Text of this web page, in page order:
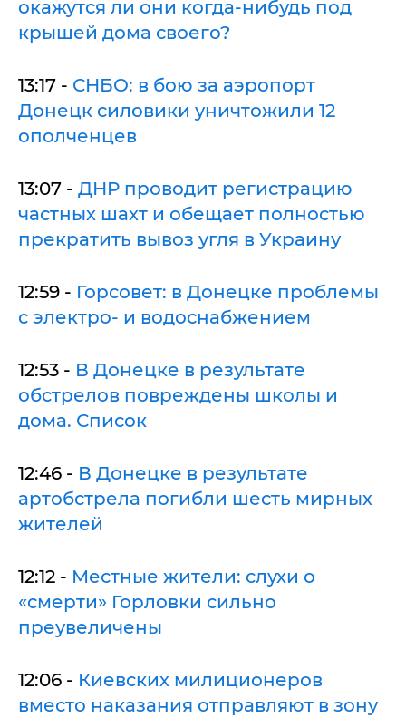
окажутся ли они когда-нибудь под
крышей дома своего?
13:17 - СНБО: в бою за аэропорт
Донецк силовики уничтожили 12
ополченцев
13:07 - ДНР проводит регистрацию
частных шахт и обещает полностью
прекратить вывоз угля в Украину
12:59 - Горсовет: в Донецке проблемы
с электро- и водоснабжением
12:53 - В Донецке в результате
обстрелов повреждены школы и
дома. Список
12:46 - В Донецке в результате
артобстрела погибли шесть мирных
жителей
12:12 - Местные жители: cлухи о
«смерти» Горловки сильно
преувеличены
12:06 - Киевских милиционеров
вместо наказания отправляют в зону